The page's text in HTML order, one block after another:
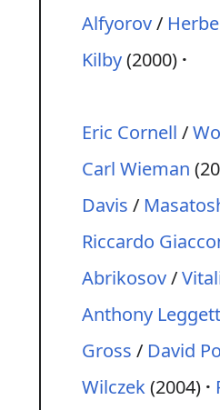
Alfyorov/
Kilby(2000)
Eric Cornell /
Carl Wieman
Davis /
Riccardo
Abrikosov/
Anthony Leggett
Gross / David
Wilczek(2004)